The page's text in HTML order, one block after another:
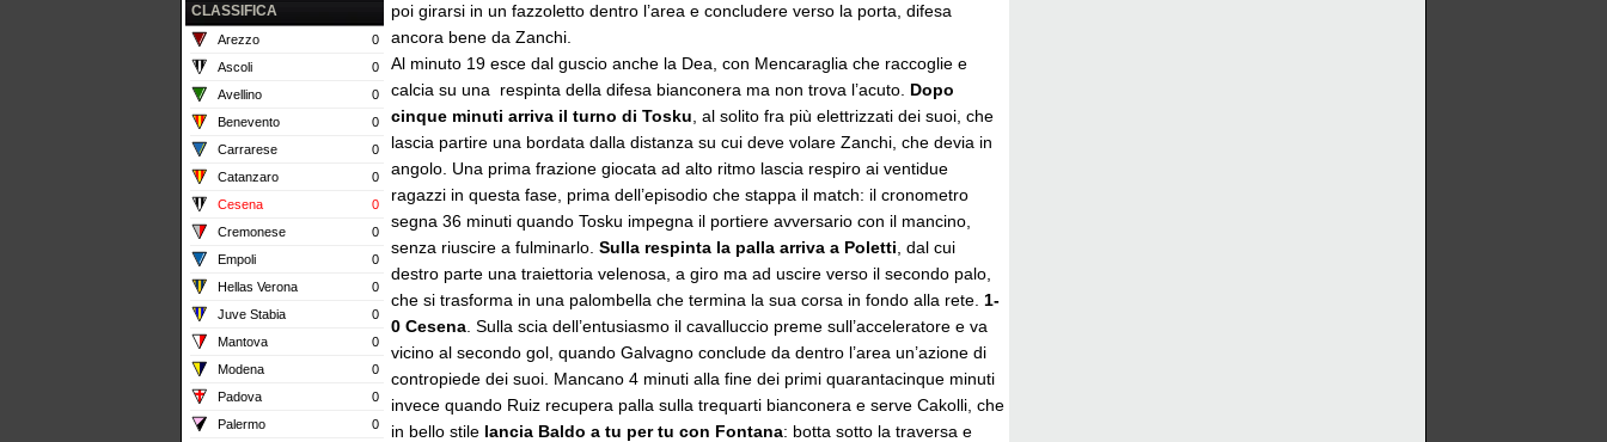
CLASSIFICA
Arezzo
0
Ascoli
0
Avellino
0
Benevento
0
Carrarese
0
Catanzaro
0
Cesena
0
Cremonese
0
Empoli
0
Hellas Verona
0
Juve Stabia
0
Mantova
0
Modena
0
Padova
0
Palermo
0
poi girarsi in un fazzoletto dentro l’area e concludere verso la porta, difesa
ancora bene da Zanchi.
Al minuto 19 esce dal guscio anche la Dea, con Mencaraglia che raccoglie e
calcia su una respinta della difesa bianconera ma non trova l’acuto. Dopo
cinque minuti arriva il turno di Tosku , al solito fra più elettrizzati dei suoi, che
lascia partire una bordata dalla distanza su cui deve volare Zanchi, che devia in
angolo. Una prima frazione giocata ad alto ritmo lascia respiro ai ventidue
ragazzi in questa fase, prima dell’episodio che stappa il match: il cronometro
segna 36 minuti quando Tosku impegna il portiere avversario con il mancino,
senza riuscire a fulminarlo. Sulla respinta la palla arriva a Poletti , dal cui
destro parte una traiettoria velenosa, a giro ma ad uscire verso il secondo palo,
che si trasforma in una palombella che termina la sua corsa in fondo alla rete. 1-
0 Cesena . Sulla scia dell’entusiasmo il cavalluccio preme sull’acceleratore e va
vicino al secondo gol, quando Galvagno conclude da dentro l’area un’azione di
contropiede dei suoi. Mancano 4 minuti alla fine dei primi quarantacinque minuti
invece quando Ruiz recupera palla sulla trequarti bianconera e serve Cakolli, che
in bello stile lancia Baldo a tu per tu con Fontana: botta sotto la traversa e